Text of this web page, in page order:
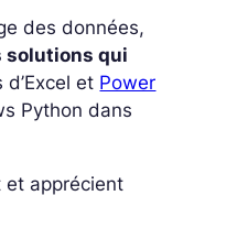
des données,
solutions qui
et Power
Python dans
et apprécient